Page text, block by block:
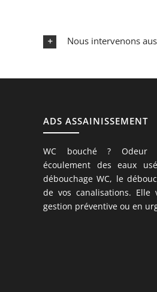
Nous intervenons
ADS ASSAINISSEMENT
WC bouché ? Odeur
écoulement des eaux
débouchage WC, le
de vos canalisations. Elle
gestion préventive ou en